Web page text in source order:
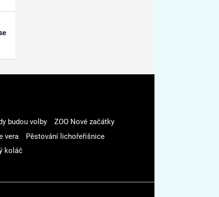
budou volby
ZOO Nové začátky
vera
Pěstování lichořeřišnice
koláč